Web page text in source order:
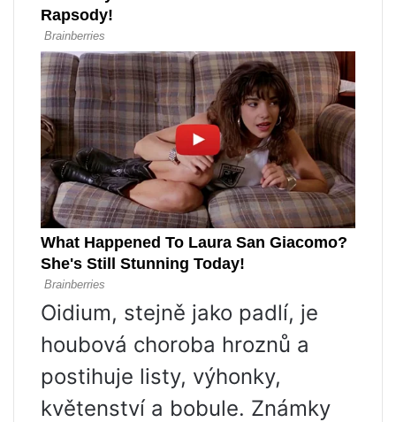
Oidium, stejně jako padlí, je
houbová choroba hroznů a
postihuje listy, výhonky,
květenství a bobule. Známky